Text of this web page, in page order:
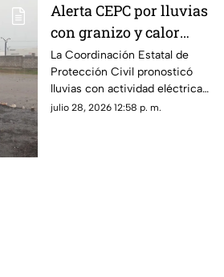
Alerta CEPC por lluvias
con granizo y calor
extremo en Chihuahua
La Coordinación Estatal de
Protección Civil pronosticó
lluvias con actividad eléctrica y
posible granizo en la Sierra
julio 28, 2026 12:58 p. m.